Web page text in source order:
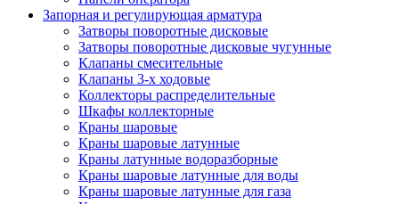
Запорная и регулирующая арматура
Затворы поворотные дисковые
Затворы поворотные дисковые чугунные
Клапаны смесительные
Клапаны 3-х ходовые
Коллекторы распределительные
Шкафы коллекторные
Краны шаровые
Краны шаровые латунные
Краны латунные водоразборные
Краны шаровые латунные для воды
Краны шаровые латунные для газа